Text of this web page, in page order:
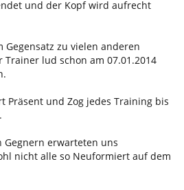
und der Kopf wird aufrecht
Gegensatz zu vielen anderen
Trainer lud schon am 07.01.2014
Präsent und Zog jedes Training bis
Gegnern erwarteten uns
nicht alle so Neuformiert auf dem